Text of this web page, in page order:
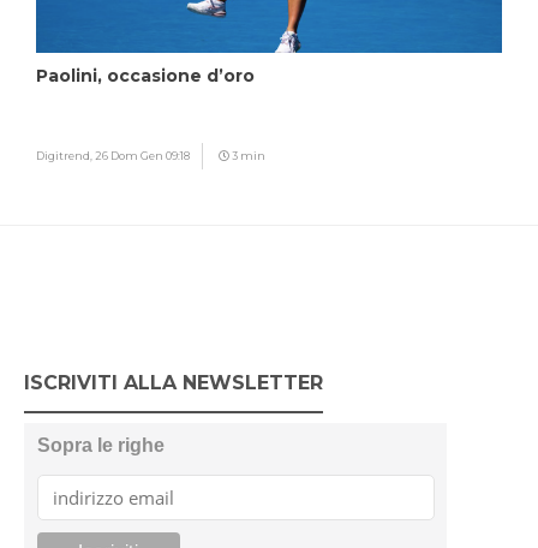
Paolini, occasione d’oro
Digitrend, 26 Dom Gen 09:18 3 min
ISCRIVITI ALLA NEWSLETTER
Sopra le righe